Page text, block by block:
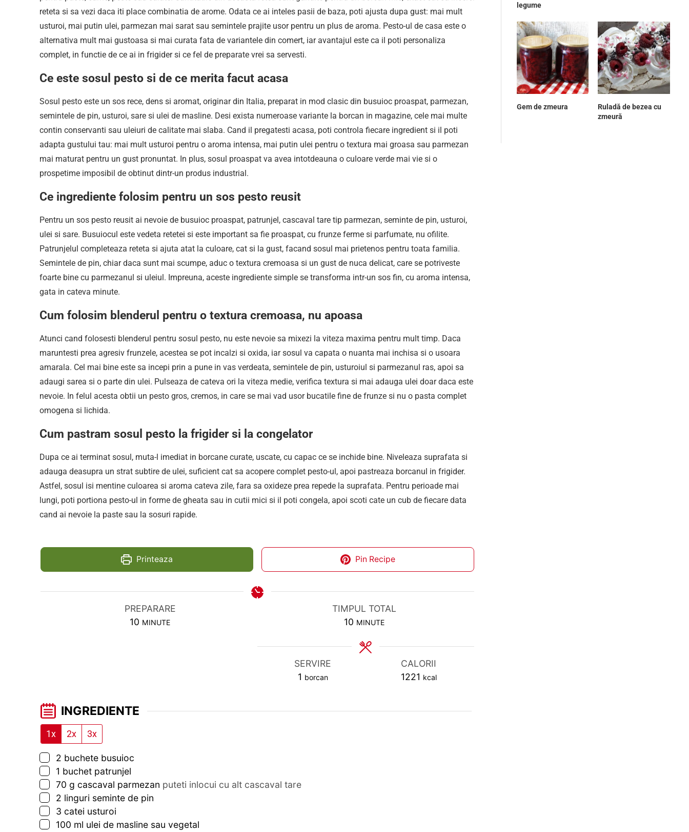
reteta si sa vezi daca iti place combinatia de arome. Odata ce ai inteles pasii de baza, poti ajusta dupa gust: mai mult
usturoi, mai putin ulei, parmezan mai sarat sau semintele prajite usor pentru un plus de aroma. Pesto-ul de casa este o
alternativa mult mai gustoasa si mai curata fata de variantele din comert, iar avantajul este ca il poti personaliza
complet, in functie de ce ai in frigider si ce fel de preparate vrei sa servesti.
Ce este sosul pesto si de ce merita facut acasa
Sosul pesto este un sos rece, dens si aromat, originar din Italia, preparat in mod clasic din busuioc proaspat, parmezan,
semintele de pin, usturoi, sare si ulei de masline. Desi exista numeroase variante la borcan in magazine, cele mai multe
contin conservanti sau uleiuri de calitate mai slaba. Cand il pregatesti acasa, poti controla fiecare ingredient si il poti
adapta gustului tau: mai mult usturoi pentru o aroma intensa, mai putin ulei pentru o textura mai groasa sau parmezan
mai maturat pentru un gust pronuntat. In plus, sosul proaspat va avea intotdeauna o culoare verde mai vie si o
prospetime imposibil de obtinut dintr-un produs industrial.
Ce ingrediente folosim pentru un sos pesto reusit
Pentru un sos pesto reusit ai nevoie de busuioc proaspat, patrunjel, cascaval tare tip parmezan, seminte de pin, usturoi,
ulei si sare. Busuiocul este vedeta retetei si este important sa fie proaspat, cu frunze ferme si parfumate, nu ofilite.
Patrunjelul completeaza reteta si ajuta atat la culoare, cat si la gust, facand sosul mai prietenos pentru toata familia.
Semintele de pin, chiar daca sunt mai scumpe, aduc o textura cremoasa si un gust de nuca delicat, care se potriveste
foarte bine cu parmezanul si uleiul. Impreuna, aceste ingrediente simple se transforma intr-un sos fin, cu aroma intensa,
gata in cateva minute.
Cum folosim blenderul pentru o textura cremoasa, nu apoasa
Atunci cand folosesti blenderul pentru sosul pesto, nu este nevoie sa mixezi la viteza maxima pentru mult timp. Daca
maruntesti prea agresiv frunzele, acestea se pot incalzi si oxida, iar sosul va capata o nuanta mai inchisa si o usoara
amarala. Cel mai bine este sa incepi prin a pune in vas verdeata, semintele de pin, usturoiul si parmezanul ras, apoi sa
adaugi sarea si o parte din ulei. Pulseaza de cateva ori la viteza medie, verifica textura si mai adauga ulei doar daca este
nevoie. In felul acesta obtii un pesto gros, cremos, in care se mai vad usor bucatile fine de frunze si nu o pasta complet
omogena si lichida.
Cum pastram sosul pesto la frigider si la congelator
Dupa ce ai terminat sosul, muta-l imediat in borcane curate, uscate, cu capac ce se inchide bine. Niveleaza suprafata si
adauga deasupra un strat subtire de ulei, suficient cat sa acopere complet pesto-ul, apoi pastreaza borcanul in frigider.
Astfel, sosul isi mentine culoarea si aroma cateva zile, fara sa oxideze prea repede la suprafata. Pentru perioade mai
lungi, poti portiona pesto-ul in forme de gheata sau in cutii mici si il poti congela, apoi scoti cate un cub de fiecare data
cand ai nevoie la paste sau la sosuri rapide.
Printeaza Pin Recipe
PREPARARE
10 MINUTES
MINUTE
TIMPUL TOTAL
10 MINUTES
MINUTE
SERVIRE
1 borcan
CALORII
1221 kcal
INGREDIENTE
1x 2x 3x
▢
2 buchete busuioc
▢
1 buchet patrunjel
▢
70 g cascaval parmezan puteti inlocui cu alt cascaval tare
▢
2 linguri seminte de pin
▢
3 catei usturoi
▢
100 ml ulei de masline sau vegetal
legume
Gem de zmeura
Ruladă de bezea cu
zmeură